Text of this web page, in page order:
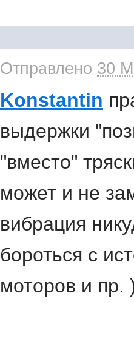
Отправлено 30
Konstantin
выдержки
"вместо"
может и не
вибрация
бороться с
моторов и пр.